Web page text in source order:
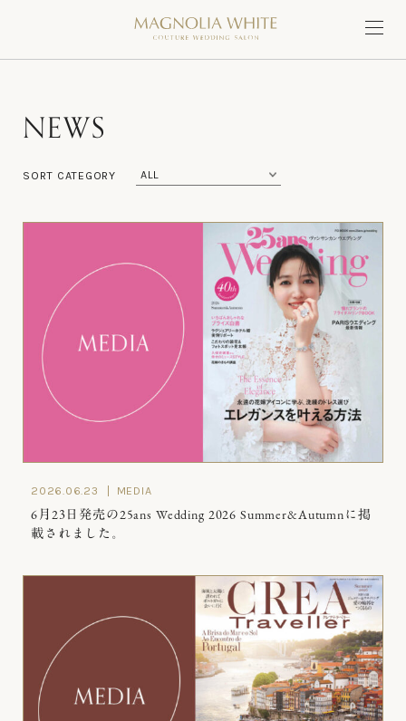
NEWS
SORT CATEGORY
2026.06.23 MEDIA
6月23日発売の25ans Wedding 2026 Summer&Autumnに掲
載されました。